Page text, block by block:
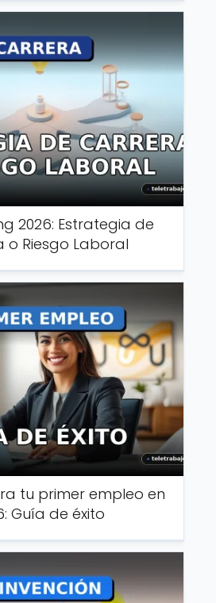
2026: Estrategia de
o Riesgo Laboral
tu primer empleo en
Guía de éxito